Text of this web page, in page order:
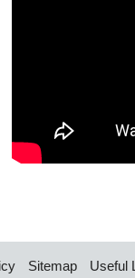
Sitemap Useful